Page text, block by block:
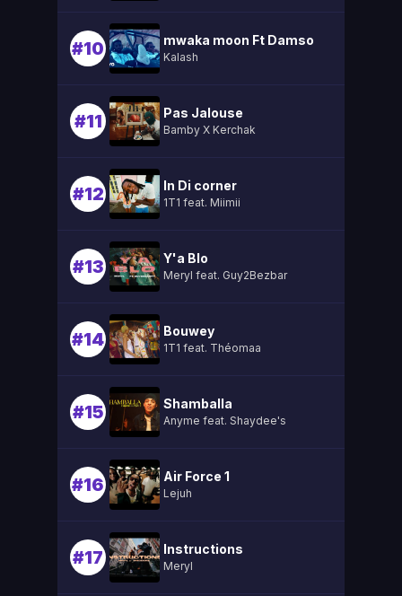
#10 mwaka moon Ft Damso
Kalash
#11 Pas Jalouse
Bamby X Kerchak
#12 In Di corner
1T1 feat. Miimii
#13 Y'a Blo
Meryl feat. Guy2Bezbar
#14 Bouwey
1T1 feat. Théomaa
#15 Shamballa
Anyme feat. Shaydee's
#16 Air Force 1
Lejuh
#17 Instructions
Meryl